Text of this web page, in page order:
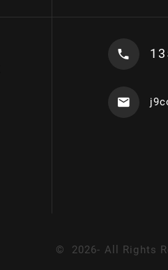
© 2026- All Rights